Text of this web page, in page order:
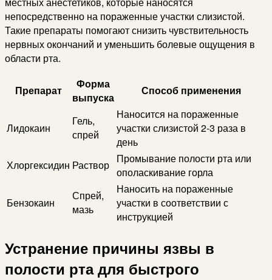
непосредственно на пораженные участки слизистой.
Такие препараты помогают снизить чувствительность
нервных окончаний и уменьшить болевые ощущения в
области рта.
Препарат
Форма
выпуска
Способ применения
Лидокаин
Гель,
спрей
Наносится на пораженные
участки слизистой 2-3 раза в
день
Хлоргексидин Раствор Промывание полости рта или
ополаскивание горла
Бензокаин
Спрей,
мазь
Наносить на пораженные
участки в соответствии с
инструкцией
Устранение причины язвы в
полости рта для быстрого